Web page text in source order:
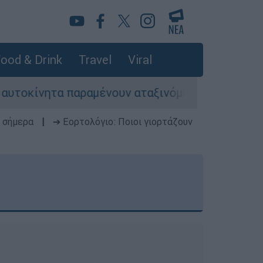
& Drink Travel Viral
παραμένουν αταξινόμητα - Λύση αναζητά
➔ Εορτολόγιο: Ποιοι γιορτάζουν